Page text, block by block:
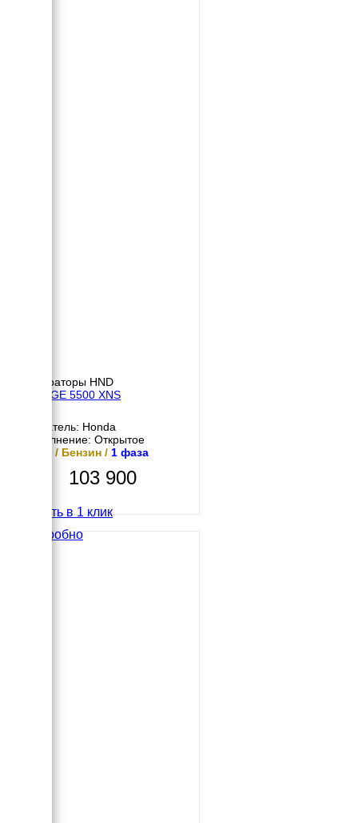
Генераторы HND
HND GE 5500 XNS
Двигатель: Honda
Исполнение: Открытое
5 кВт / Бензин / 1 фаза
103 900
Купить в 1 клик
Подробно